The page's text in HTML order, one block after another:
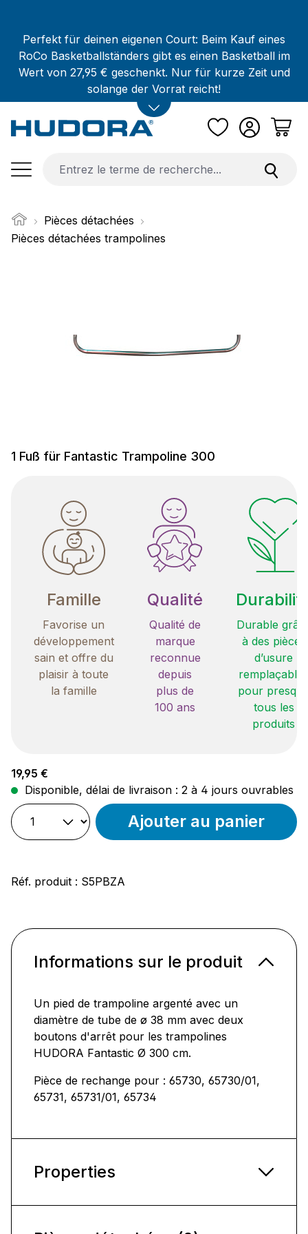
Perfekt für deinen eigenen Court: Beim Kauf eines
RoCo Basketballständers gibt es einen Basketball im
Wert von 27,95 € geschenkt. Nur für kurze Zeit und
solange der Vorrat reicht!
Pièces détachées
Pièces détachées trampolines
1 Fuß für Fantastic Trampoline 300
Famille
Favorise un
développement
sain et offre du
plaisir à toute
la famille
Qualité
Qualité de
marque
reconnue
depuis
plus de
100 ans
Durable
à des pièces
d’usure
remplaçables
pour
tous les
produits
Prix régulier :
19,95 €
Disponible, délai de livraison : 2 à 4 jours ouvrables
Ajouter au panier
Réf. produit : S5PBZA
Informations sur le produit
Un pied de trampoline argenté avec un
diamètre de tube de ø 38 mm avec deux
boutons d'arrêt pour les trampolines
HUDORA Fantastic Ø 300 cm.
Pièce de rechange pour : 65730, 65730/01,
65731, 65731/01, 65734
Properties